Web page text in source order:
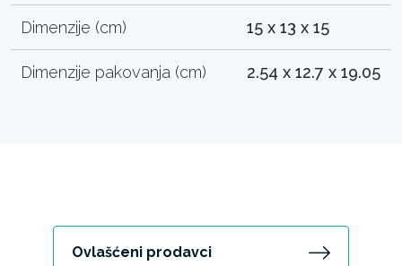
Dimenzije (cm) 15 x 13 x 15
Dimenzije pakovanja (cm) 2.54 x 12.7 x 19.05
Ovlašćeni prodavci